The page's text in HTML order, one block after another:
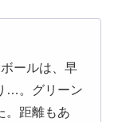
ールは、早
…。グリーン
。距離もあ